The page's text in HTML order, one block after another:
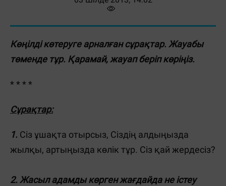
Көңілді көтеруге арналған сұрақтар. Жауабы
төменде тұр. Қарамай, жауап беріп көріңіз.
* * * *
Сұрақтар:
1. Сіз ұшақта отырсыз, Сіздің алдыңызда
жылқы, артыңызда көлік тұр. Сіз қай жердесіз?
2. Жасыл адамды көрген жағдайда не істеу